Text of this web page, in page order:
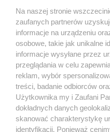
Wernisaże
Więcej
Partnerzy
Praca Szczecin
Na naszej stronie
zaufanych partnerów
informacje na urządzeniu
osobowe, takie jak unikalne
informacje wysyłane przez
przeglądania w celu
reklam, wybór
treści, badanie odbiorców
Użytkownika my i Zaufani
dokładnych danych
skanować charakterystykę
identyfikacji. Ponieważ